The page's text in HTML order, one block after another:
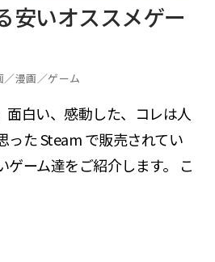
安いオススメゲー
／漫画／ゲーム
面白い、感動した、コレは人
った Steam で販売されてい
ゲーム達をご紹介します。 こ